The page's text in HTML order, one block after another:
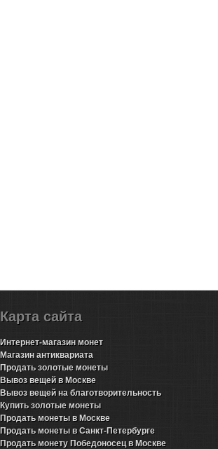
Карта сайта
Интернет-магазин монет
Магазин антиквариата
Продать золотые монеты
Вывоз вещей в Москве
Вывоз вещей на благотворительность
Купить золотые монеты
Продать монеты в Москве
Продать монеты в Санкт-Петербурге
Продать монету Победоносец в Москве